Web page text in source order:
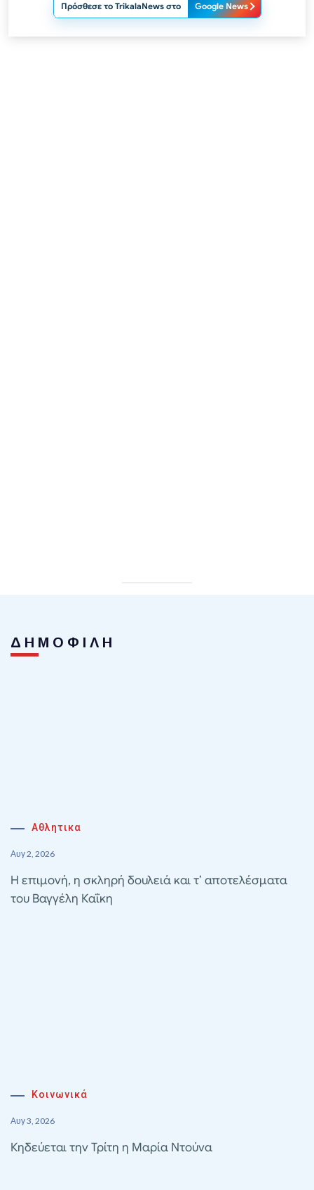
Πρόσθεσε το TrikalaNews στο Google News
ΔΗΜΟΦΙΛΗ
Αθλητικα
Αυγ 2, 2026
Η επιμονή, η σκληρή δουλειά και τ’ αποτελέσματα
του Βαγγέλη Καΐκη
Κοινωνικά
Αυγ 3, 2026
Κηδεύεται την Τρίτη η Μαρία Ντούνα